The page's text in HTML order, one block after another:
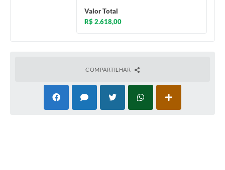
Valor Total
R$ 2.618,00
COMPARTILHAR